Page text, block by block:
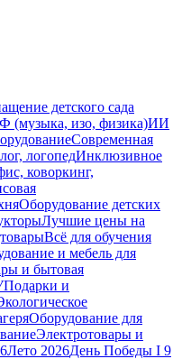
детского сада
(музыка, изо, физика)ИИ
Современная
логопедИнклюзивное
коворкинг,
Оборудование детских
Лучшие цены на
Всё для обучения
и мебель для
и бытовая
Подарки и
Оборудование для
Электротовары и
Лето 2026День Победы I 9